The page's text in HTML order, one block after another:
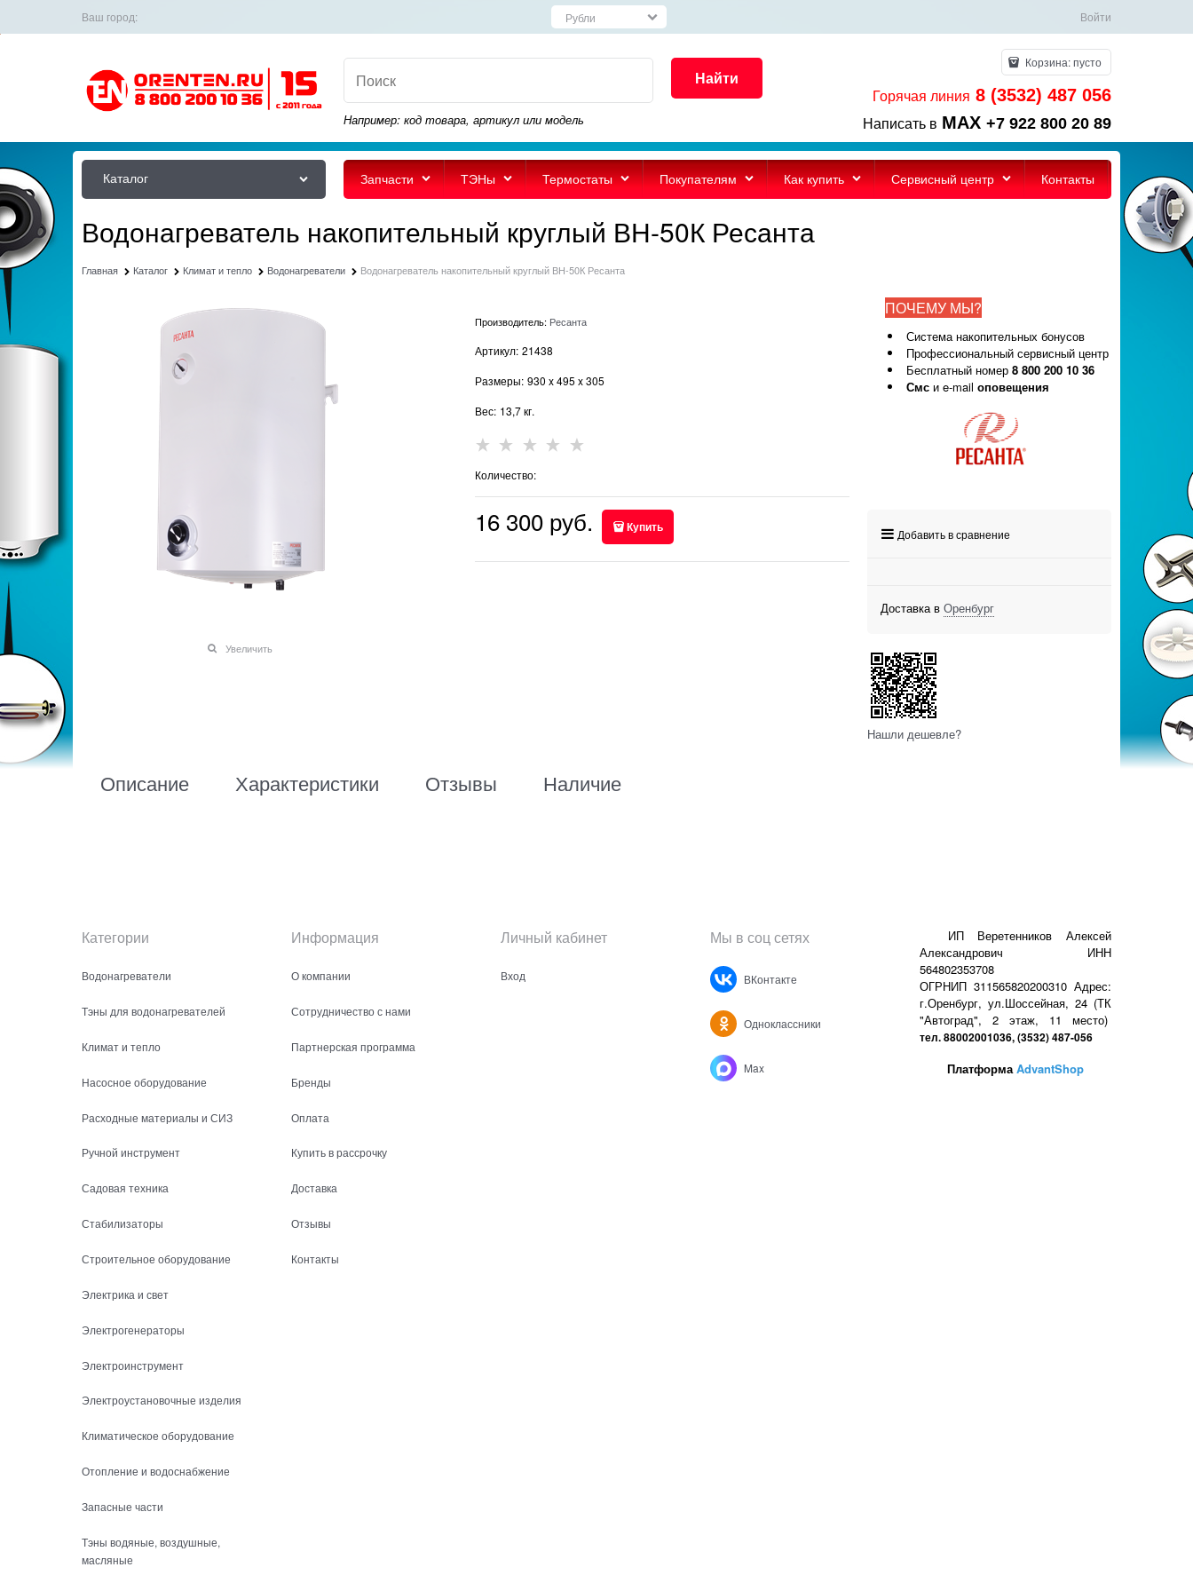
Ваш город: Войти
Найти
Например: код товара, артикул или модель
Корзина:пусто
Горячая линия 8 (3532) 487 056
Написать в MAX +7 922 800 20 89
Каталог Запчасти ТЭНы Термостаты Покупателям Как купить Сервисный центр Контакты
Водонагреватель накопительный круглый ВН-50К Ресанта
Главная Каталог Климат и тепло Водонагреватели Водонагреватель накопительный круглый ВН-50К Ресанта
Увеличить
Производитель: Ресанта
Артикул: 21438
Размеры: 930 x495 x305
Вес: 13,7кг.
Количество:
16 300 руб. Купить
Описание Характеристики Отзывы Наличие
ПОЧЕМУ МЫ?
Система накопительных бонусов
Профессиональный сервисный центр
Бесплатный номер 8 800 200 10 36
Смс и e-mail оповещения
Добавить в сравнение
Доставка в Оренбург
Нашли дешевле?
Категории
Водонагреватели
Тэны для водонагревателей
Климат и тепло
Насосное оборудование
Расходные материалы и СИЗ
Ручной инструмент
Садовая техника
Стабилизаторы
Строительное оборудование
Электрика и свет
Электрогенераторы
Электроинструмент
Электроустановочные изделия
Климатическое оборудование
Отопление и водоснабжение
Запасные части
Тэны водяные, воздушные,
масляные
Информация
О компании
Сотрудничество с нами
Партнерская программа
Бренды
Оплата
Купить в рассрочку
Доставка
Отзывы
Контакты
Личный кабинет
Вход
Мы в соц сетях
ВКонтакте
Одноклассники
Max
ИП Веретенников Алексей
Александрович ИНН
564802353708
ОГРНИП 311565820200310 Адрес:
г.Оренбург, ул.Шоссейная, 24 (ТК
"Автоград", 2 этаж, 11 место)
тел. 88002001036, (3532) 487-056
ПлатформаAdvantShop